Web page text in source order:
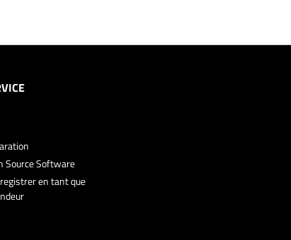
Source Software
en tant que